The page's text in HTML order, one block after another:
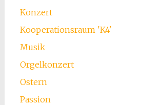
Konzert
Kooperationsraum 'K4'
Musik
Orgelkonzert
Ostern
Passion